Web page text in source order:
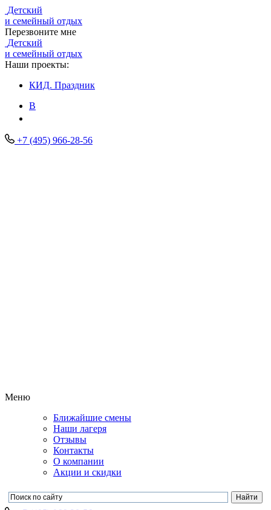
Детский
и семейный отдых
Перезвоните мне
Детский
и семейный отдых
Наши проекты:
КИД. Праздник
В
+7 (495) 966-28-56
Меню
Ближайшие смены
Наши лагеря
Отзывы
Контакты
О компании
Акции и скидки